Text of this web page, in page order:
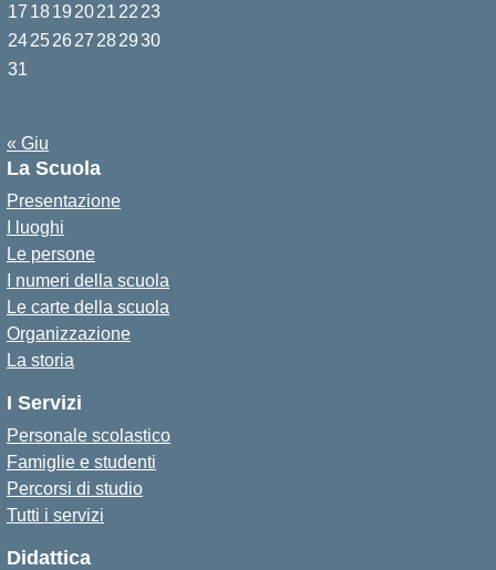
17 1819 2021 22 23
24252627 282930
31
« Giu
La Scuola
Presentazione
I luoghi
Le persone
I numeri della scuola
Le carte della scuola
Organizzazione
La storia
I Servizi
Personale scolastico
Famiglie e studenti
Percorsi di studio
Tutti i servizi
Didattica